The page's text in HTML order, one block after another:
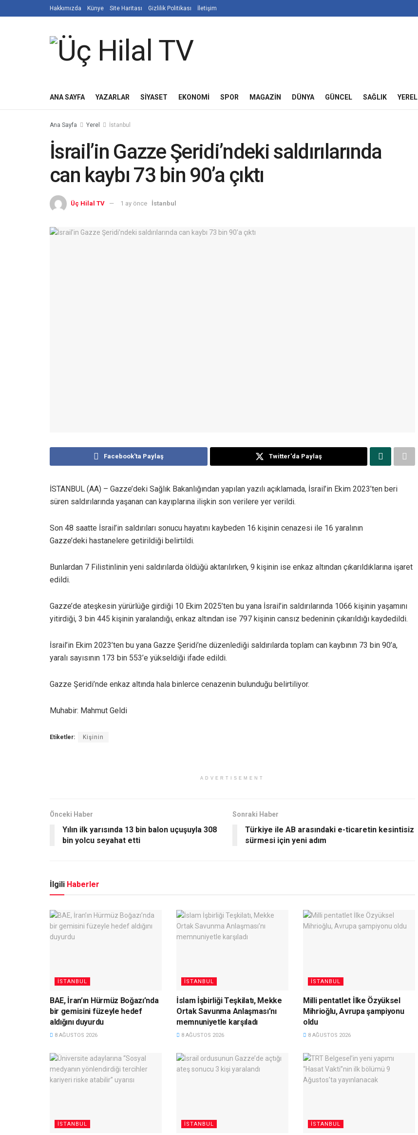
Hakkımızda Künye Site Haritası Gizlilik Politikası İletişim
ANA SAYFA YAZARLAR SIYASET EKONOMI SPOR MAGAZIN DÜNYA GÜNCEL SAĞLIK YEREL
Ana Sayfa Yerel İstanbul
İsrail’in Gazze Şeridi’ndeki saldırılarında
can kaybı 73 bin 90’a çıktı
Üç Hilal TV 1 ay önce İstanbul
Facebook'ta Paylaş Twitter'da Paylaş
İSTANBUL (AA) – Gazze’deki Sağlık Bakanlığından yapılan yazılı açıklamada, İsrail’in Ekim 2023’ten beri
süren saldırılarında yaşanan can kayıplarına ilişkin son verilere yer verildi.
Son 48 saatte İsrail’in saldırıları sonucu hayatını kaybeden 16 kişinin cenazesi ile 16 yaralının
Gazze’deki hastanelere getirildiği belirtildi.
Bunlardan 7 Filistinlinin yeni saldırılarda öldüğü aktarılırken, 9 kişinin ise enkaz altından çıkarıldıklarına işaret
edildi.
Gazze’de ateşkesin yürürlüğe girdiği 10 Ekim 2025’ten bu yana İsrail’in saldırılarında 1066 kişinin yaşamını
yitirdiği, 3 bin 445 kişinin yaralandığı, enkaz altından ise 797 kişinin cansız bedeninin çıkarıldığı kaydedildi.
İsrail’in Ekim 2023’ten bu yana Gazze Şeridi’ne düzenlediği saldırılarda toplam can kaybının 73 bin 90’a,
yaralı sayısının 173 bin 553’e yükseldiği ifade edildi.
Gazze Şeridi’nde enkaz altında hala binlerce cenazenin bulunduğu belirtiliyor.
Muhabir: Mahmut Geldi
Etiketler: Kişinin
ADVERTISEMENT
Önceki Haber
Yılın ilk yarısında 13 bin balon uçuşuyla 308
bin yolcu seyahat etti
Sonraki Haber
Türkiye ile AB arasındaki e-ticaretin kesintisiz
sürmesi için yeni adım
İlgili Haberler
İSTANBUL
BAE, İran’ın Hürmüz Boğazı’nda
bir gemisini füzeyle hedef
aldığını duyurdu
8 AĞUSTOS 2026
İSTANBUL
İslam İşbirliği Teşkilatı, Mekke
Ortak Savunma Anlaşması’nı
memnuniyetle karşıladı
8 AĞUSTOS 2026
İSTANBUL
Milli pentatlet İlke Özyüksel
Mihrioğlu, Avrupa şampiyonu
oldu
8 AĞUSTOS 2026
İSTANBUL İSTANBUL İSTANBUL